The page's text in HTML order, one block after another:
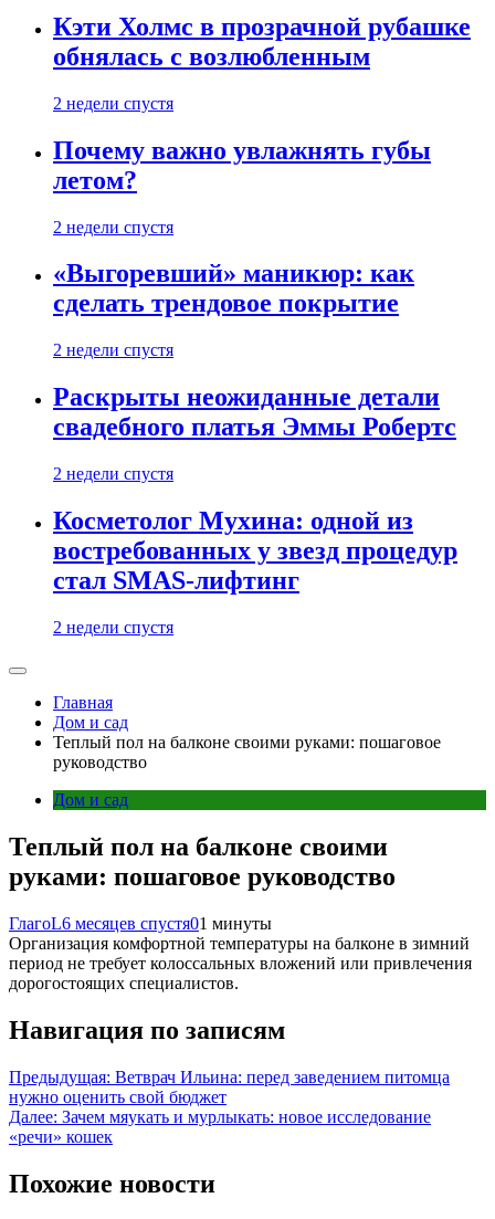
Кэти Холмс в прозрачной рубашке
обнялась с возлюбленным
2 недели спустя
Почему важно увлажнять губы
летом?
2 недели спустя
«Выгоревший» маникюр: как
сделать трендовое покрытие
2 недели спустя
Раскрыты неожиданные детали
свадебного платья Эммы Робертс
2 недели спустя
Косметолог Мухина: одной из
востребованных у звезд процедур
стал SMAS-лифтинг
2 недели спустя
Главная
Дом и сад
Теплый пол на балконе своими руками: пошаговое
руководство
Дом и сад
Теплый пол на балконе своими
руками: пошаговое руководство
ГлагоL6 месяцев спустя01 минуты
Организация комфортной температуры на балконе в зимний
период не требует колоссальных вложений или привлечения
дорогостоящих специалистов.
Навигация по записям
Предыдущая: Ветврач Ильина: перед заведением питомца
нужно оценить свой бюджет
Далее: Зачем мяукать и мурлыкать: новое исследование
«речи» кошек
Похожие новости